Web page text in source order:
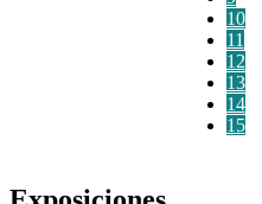
10
11
12
13
14
15